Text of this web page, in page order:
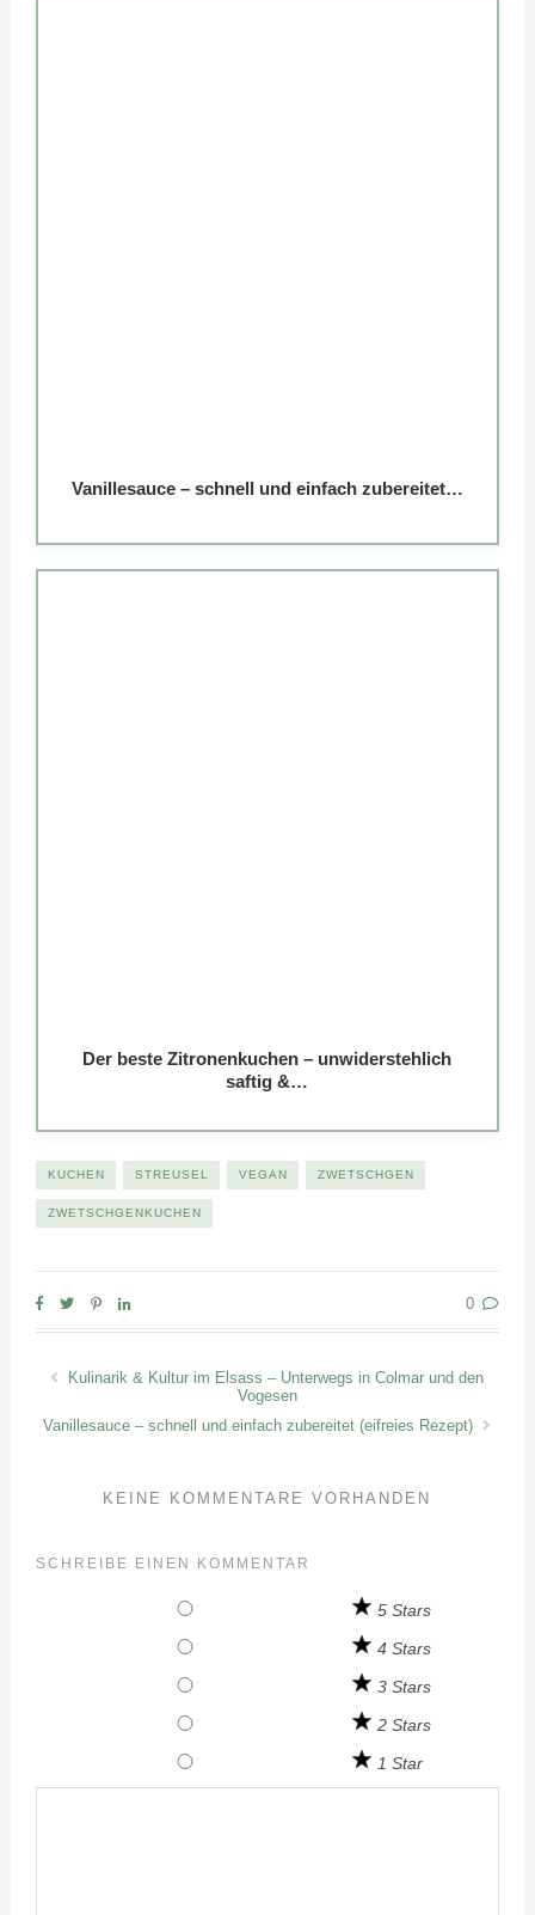
Vanillesauce – schnell und einfach zubereitet…
Der beste Zitronenkuchen – unwiderstehlich
saftig &…
KUCHEN STREUSEL VEGAN ZWETSCHGEN
ZWETSCHGENKUCHEN
0
Kulinarik & Kultur im Elsass – Unterwegs in Colmar und den
Vogesen
Vanillesauce – schnell und einfach zubereitet (eifreies Rezept)
KEINE KOMMENTARE VORHANDEN
SCHREIBE EINEN KOMMENTAR
5 Stars
4 Stars
3 Stars
2 Stars
1 Star